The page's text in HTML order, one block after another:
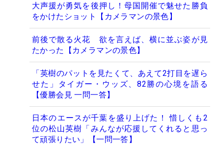
大声援が勇気を後押し！母国開催で魅せた勝負
をかけたショット【カメラマンの景色】
前後で散る火花 欲を言えば、横に並ぶ姿が見
たかった【カメラマンの景色】
「英樹のパットを見たくて、あえて2打目を遅ら
せた」タイガー・ウッズ、82勝の心境を語る
【優勝会見 一問一答】
日本のエースが千葉を盛り上げた！ 惜しくも2
位の松山英樹「みんなが応援してくれると思っ
て頑張りたい」【一問一答】